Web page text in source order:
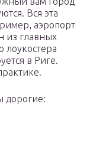
Вся эта
аэропорт
из главных
лоукостера
в Риге.
дорогие: